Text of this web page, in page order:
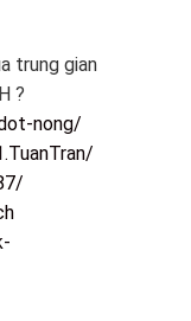
trung gian
?
nong/